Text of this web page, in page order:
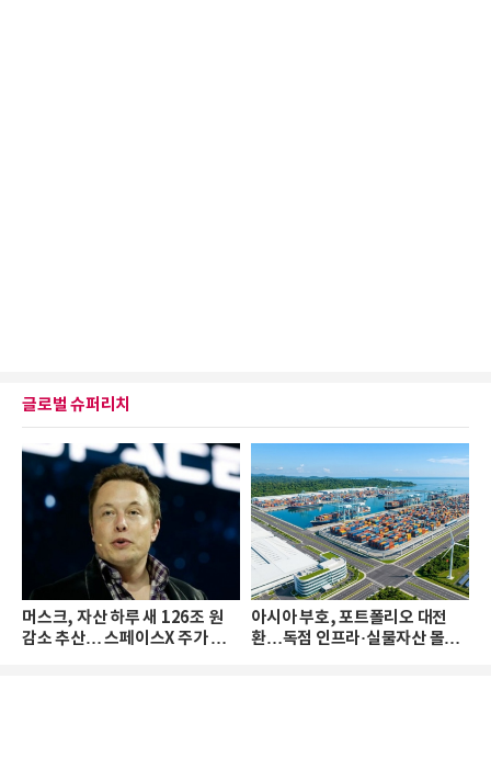
글로벌 슈퍼리치
머스크, 자산 하루 새 126조 원
감소 추산… 스페이스X 주가 하
아시아 부호, 포트폴리오 대전
환…독점 인프라·실물자산 몰린